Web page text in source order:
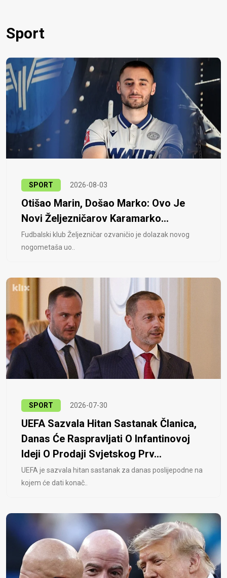
Sport
SPORT 2026-08-03
Otišao Marin, Došao Marko: Ovo Je
Novi Željezničarov Karamarko...
Fudbalski klub Željezničar ozvaničio je dolazak novog
nogometaša uo..
SPORT 2026-07-30
UEFA Sazvala Hitan Sastanak Članica,
Danas Će Raspravljati O Infantinovoj
Ideji O Prodaji Svjetskog Prv...
UEFA je sazvala hitan sastanak za danas poslijepodne na
kojem će dati konač..